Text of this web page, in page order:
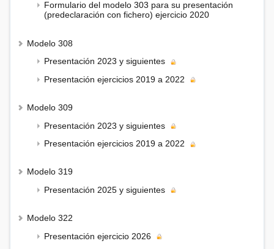
Formulario del modelo 303 para su presentación
(predeclaración con fichero) ejercicio 2020
Modelo 308
Presentación 2023 y siguientes
Presentación ejercicios 2019 a 2022
Modelo 309
Presentación 2023 y siguientes
Presentación ejercicios 2019 a 2022
Modelo 319
Presentación 2025 y siguientes
Modelo 322
Presentación ejercicio 2026